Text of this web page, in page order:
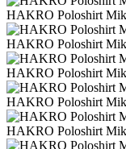
HAKRO Poloshirt
HAKRO Poloshirt
HAKRO Poloshirt
HAKRO Poloshirt
HAKRO Poloshirt